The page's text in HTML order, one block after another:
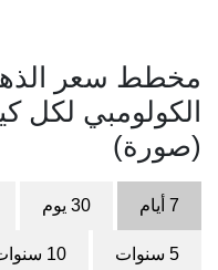
مخطط سعر الذهب
(صورة)
7 أيام 30 يوم
5 سنوات 10 سنوات